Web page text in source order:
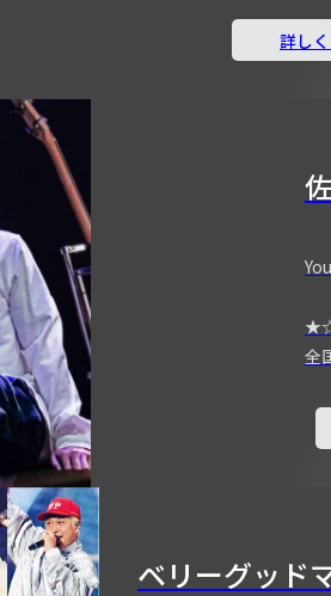
詳し
全
ベリーグッド